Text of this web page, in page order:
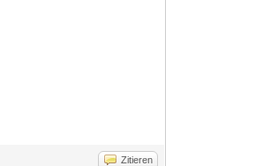
Zitieren